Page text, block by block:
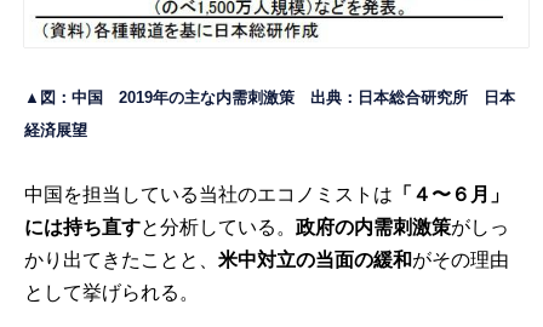
▲図：中国 2019年の主な内需刺激策 出典：日本総合研究所
日本
経済展望
中国を担当している当社のエコノミストは 「４〜６月」
には持ち直すと分析している。政府の内需刺激策がしっ
かり出てきたことと、米中対立の当面の緩和がその理由
として挙げられる。